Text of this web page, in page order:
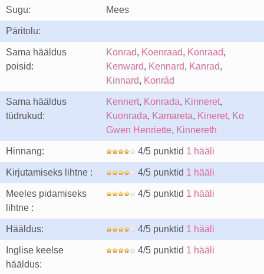
Sugu: Mees
Päritolu:
Sama hääldus
poisid:
Konrad, Koenraad, Konraad,
Kenward, Kennard, Kanrad,
Kinnard, Konrád
Sama hääldus
tüdrukud:
Kennert, Konrada, Kinneret,
Kuonrada, Kamareta, Kineret, Ko
Gwen Henriette, Kinnereth
Hinnang: 4/5 punktid 1 hääli
Kirjutamiseks lihtne : 4/5 punktid 1 hääli
Meeles pidamiseks
lihtne :
4/5 punktid 1 hääli
Hääldus: 4/5 punktid 1 hääli
Inglise keelse
hääldus:
4/5 punktid 1 hääli